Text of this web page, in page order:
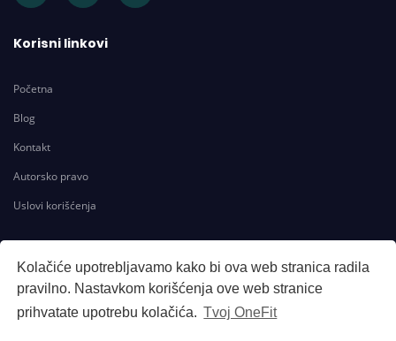
Kolačiće upotrebljavamo kako bi ova web stranica radila
pravilno. Nastavkom korišćenja ove web stranice
prihvatate upotrebu kolačića. Tvoj OneFit
Korisni linkovi
Početna
Blog
Kontakt
Autorsko pravo
Uslovi korišćenja
Kontakt
info@onefit.rs